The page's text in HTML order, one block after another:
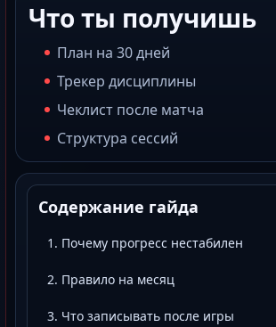
Что ты получишь
План на 30 дней
Трекер дисциплины
Чеклист после матча
Структура сессий
Содержание гайда
1. Почему прогресс нестабилен
2. Правило на месяц
3. Что записывать после игры